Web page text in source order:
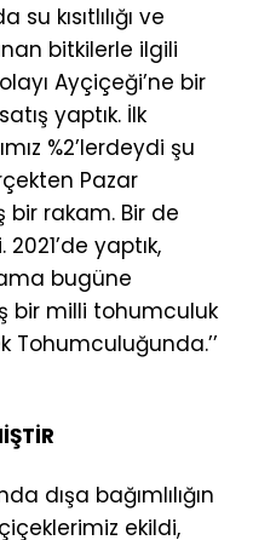
kısıtlılığı ve
bitkilerle ilgili
Ayçiçeği’ne bir
yaptık. İlk
%2’lerdeydi şu
Pazar
bir rakam. Bir de
yaptık,
bugüne
bir milli tohumculuk
Tohumculuğunda.’’
dışa bağımlılığın
ekildi,